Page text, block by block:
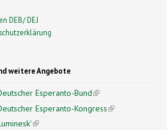
DEB/ DEJ
weitere Angebote
Esperanto-Bund(link is
external)
Esperanto-Kongress(link is
(link is external)